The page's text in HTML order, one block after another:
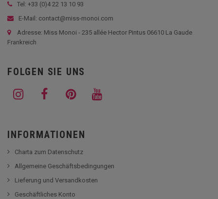
Tel: +33 (0)4 22 13 10 93
E-Mail: contact@miss-monoi.com
Adresse: Miss Monoi - 235 allée Hector Pintus 06610 La Gaude
Frankreich
FOLGEN SIE UNS
INFORMATIONEN
Charta zum Datenschutz
Allgemeine Geschäftsbedingungen
Lieferung und Versandkosten
Geschäftliches Konto